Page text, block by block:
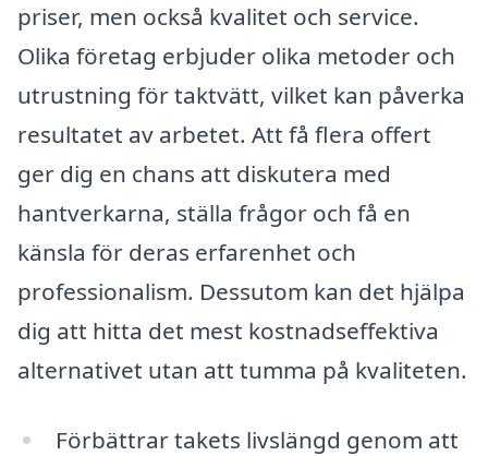
priser, men också kvalitet och service.
Olika företag erbjuder olika metoder och
utrustning för taktvätt, vilket kan påverka
resultatet av arbetet. Att få flera offert
ger dig en chans att diskutera med
hantverkarna, ställa frågor och få en
känsla för deras erfarenhet och
professionalism. Dessutom kan det hjälpa
dig att hitta det mest kostnadseffektiva
alternativet utan att tumma på kvaliteten.
Förbättrar takets livslängd genom att